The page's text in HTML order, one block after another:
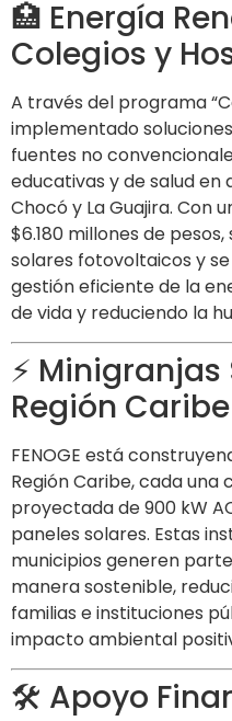
🏥 Energía
Colegios y
A través del programa
implementado
fuentes no
educativas y de salud
Chocó y La Guajira. Con
$6.180 millones de
solares fotovoltaicos y
gestión eficiente de la
de vida y reduciendo la
⚡
Región Caribe
FENOGE está
Región Caribe, cada
proyectada de 900 kW
paneles solares. Estas
municipios generen
manera sostenible,
familias e instituciones
impacto ambiental
🛠️ Apoyo